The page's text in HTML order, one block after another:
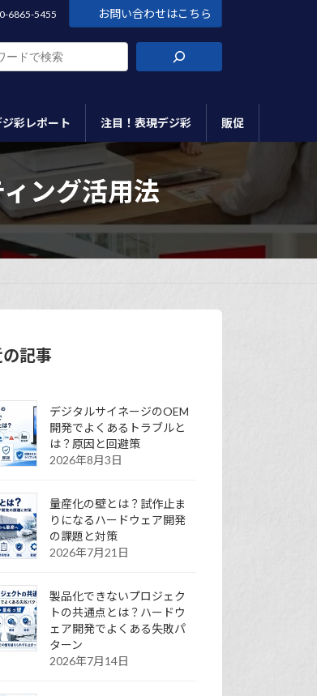
6865-5455 お問い合わせはこちら
彩レポート 注目！表現デジ彩 販促
ング活用法
記事
デジタルサイネージのOEM
開発でよくあるトラブルと
は？原因と回避策
2026年8月3日
量産化の壁とは？試作止ま
りになるハードウェア開発
の課題と対策
2026年7月21日
製品化できないプロジェク
トの共通点とは？ハードウ
ェア開発でよくある失敗パ
ターン
2026年7月14日